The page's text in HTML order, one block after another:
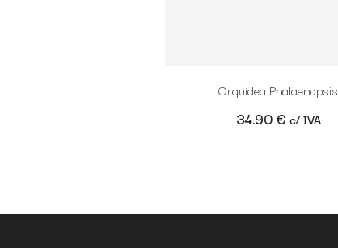
Orquídea Phalaenopsis
34.90€ c/ IVA